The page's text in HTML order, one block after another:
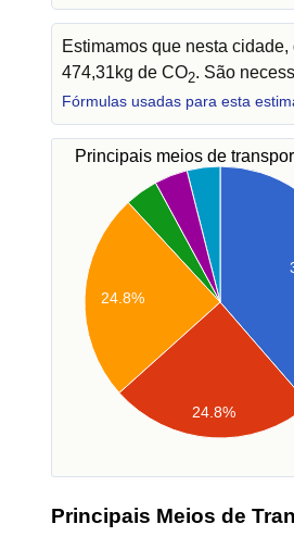
Estimamos que nesta
474,31kg de CO2. São
Fórmulas usadas para esta
Principais meios de
24.8%
24.8%
Principais Meios de